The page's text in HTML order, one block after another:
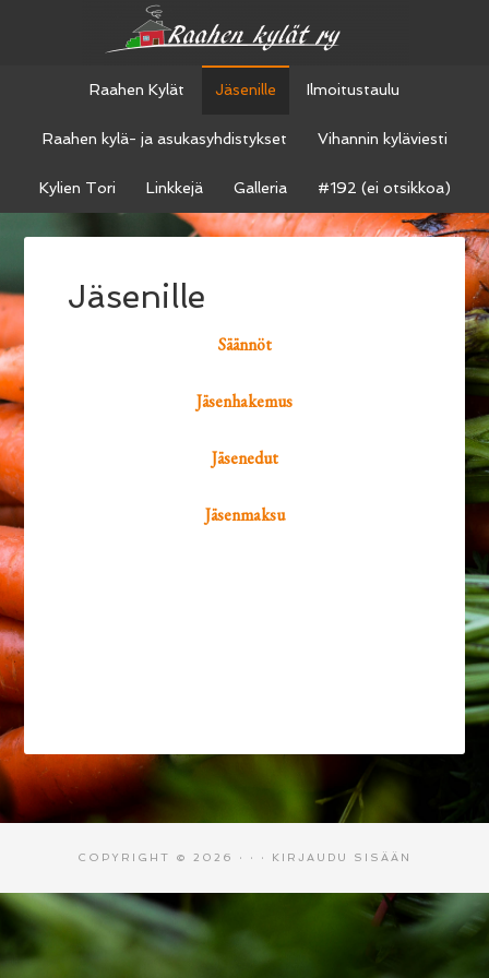
Raahen Kylät Jäsenille Ilmoitustaulu
Raahen kylä- ja asukasyhdistykset Vihannin kyläviesti
Kylien Tori Linkkejä Galleria #192 (ei otsikkoa)
Jäsenille
Säännöt
Jäsenhakemus
Jäsenedut
Jäsenmaksu
COPYRIGHT © 2026 · · · KIRJAUDU SISÄÄN